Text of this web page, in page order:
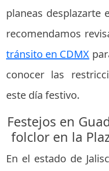
planeas desplazarte
recomendamos
tránsito en CDMX
conocer las
este día festivo.
Festejos en
folclor en la
En el estado de